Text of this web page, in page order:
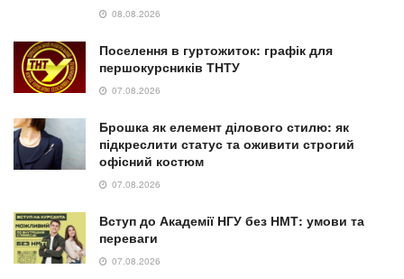
08.08.2026
Поселення в гуртожиток: графік для
першокурсників ТНТУ
07.08.2026
Брошка як елемент ділового стилю: як
підкреслити статус та оживити строгий
офісний костюм
07.08.2026
Вступ до Академії НГУ без НМТ: умови та
переваги
07.08.2026